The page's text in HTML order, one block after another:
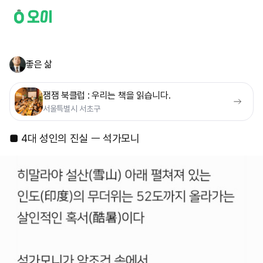
좋은 삶
잼잼 북클럽 : 우리는 책을 읽습니다.
서울특별시 서초구
■ 4대 성인의 진실 ㅡ 석가모니